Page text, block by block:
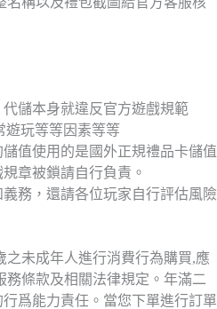
儲本身就違反官方遊戲規範
遊玩等等因素等等
值使用的是國外正規禮品卡儲值
章被鎖請自行負責。
務，還請各位玩家自行評估風險
之未成年人進行消費行為購買,應
務條款及相關法律規定。年滿二
爲能力責任。當您下單進行訂單